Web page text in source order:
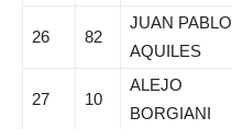
26 82
JUAN PABLO
AQUILES
27 10
ALEJO
BORGIANI